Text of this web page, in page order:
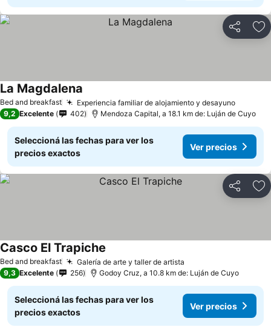
Compartir
Bed and breakfast Experiencia familiar de alojamiento y desayuno
La Magdalena
9,2 Excelente 402 Mendoza Capital, a 18.1 km de: Luján de Cuyo
Seleccioná las fechas para ver los
precios exactos
Ver precios
Compartir
Bed and breakfast Galería de arte y taller de artista
Casco El Trapiche
9,3 Excelente 256 Godoy Cruz, a 10.8 km de: Luján de Cuyo
Seleccioná las fechas para ver los
precios exactos
Ver precios